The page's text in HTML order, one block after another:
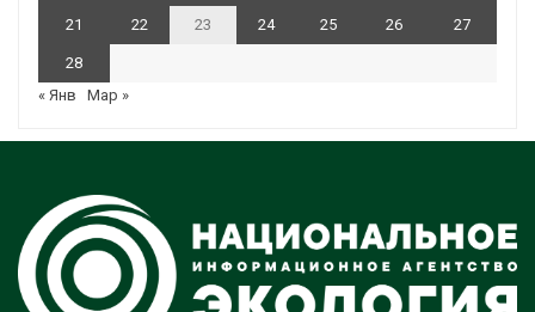
21 22 23 24 25 26 27
28
« Янв
Мар »